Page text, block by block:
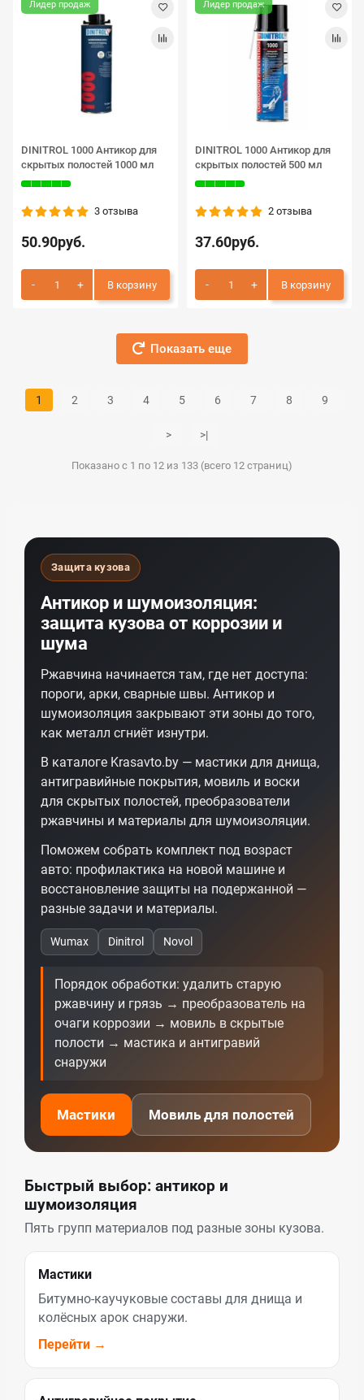
Лидер продаж
DINITROL 1000 Антикор для
скрытых полостей 1000 мл
3 отзыва
50.90руб.
В корзину
Лидер продаж
DINITROL 1000 Антикор для
скрытых полостей 500 мл
2 отзыва
37.60руб.
В корзину
Показать еще
1 2 3 4 5 6 7 8 9
> >|
Показано с 1 по 12 из 133 (всего 12 страниц)
Защита кузова
Антикор и шумоизоляция:
защита кузова от коррозии и
шума
Ржавчина начинается там, где нет доступа:
пороги, арки, сварные швы. Антикор и
шумоизоляция закрывают эти зоны до того,
как металл сгниёт изнутри.
В каталоге Krasavto.by — мастики для днища,
антигравийные покрытия, мовиль и воски
для скрытых полостей, преобразователи
ржавчины и материалы для шумоизоляции.
Поможем собрать комплект под возраст
авто: профилактика на новой машине и
восстановление защиты на подержанной —
разные задачи и материалы.
Wumax Dinitrol Novol
Порядок обработки: удалить старую
ржавчину и грязь → преобразователь на
очаги коррозии → мовиль в скрытые
полости → мастика и антигравий
снаружи
Мастики Мовиль для полостей
Быстрый выбор: антикор и
шумоизоляция
Пять групп материалов под разные зоны кузова.
Мастики
Битумно-каучуковые составы для днища и
колёсных арок снаружи.
Перейти →